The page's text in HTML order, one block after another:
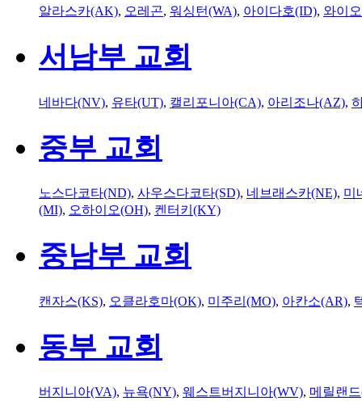
알라스카(AK), 오레곤, 워싱턴(WA), 아이다호(ID), 와이
서남부 교회
네바다(NV), 유타(UT), 캘리포니아(CA), 아리조나(AZ),
중부 교회
노스다코타(ND), 사우스다코타(SD), 네브래스카(NE), 미
(MI), 오하이오(OH), 켄터키(KY)
중남부 교회
캔자스(KS), 오클라호마(OK), 미주리(MO), 아칸소(AR),
동부 교회
버지니아(VA), 뉴욕(NY), 웨스트버지니아(WV), 메릴랜